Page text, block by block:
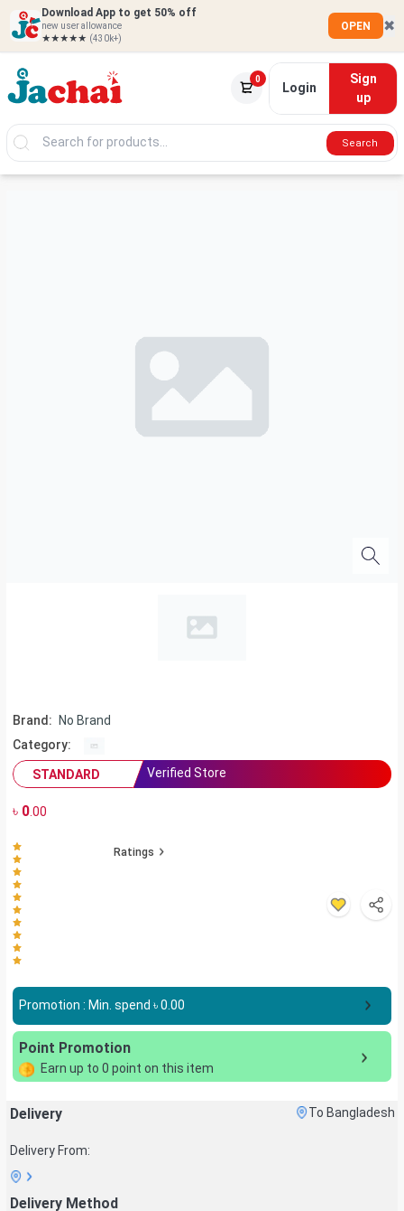
Download App to get 50% off
new user allowance
★★★★★ (430k+)
OPEN ✖
0
Login
Sign
up
Search
Brand:
No Brand
Category:
STANDARD
Verified Store
৳ 0.00
Ratings
Promotion : Min. spend ৳0.00
Point Promotion
Earn up to 0 point on this item
Delivery To Bangladesh
Delivery From:
Delivery Method